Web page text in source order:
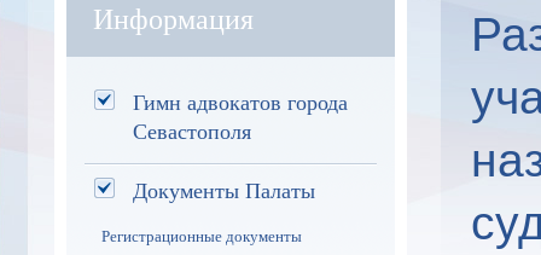
Информация
Гимн адвокатов города
Севастополя
Документы Палаты
Регистрационные документы